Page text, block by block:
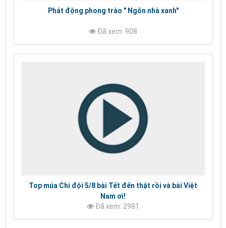
Phát động phong trào " Ngôn nhà xanh"
Đã xem: 908
Top múa Chi đội 5/8 bài Tết đến thật rồi và bài Việt
Nam ơi!
Đã xem: 2981